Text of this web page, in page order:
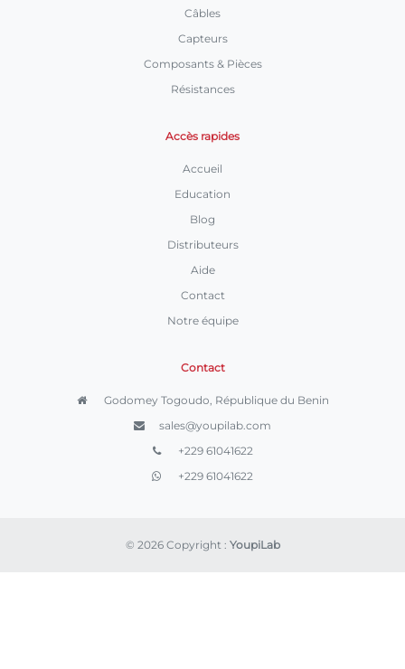
Câbles
Capteurs
Composants & Pièces
Résistances
Accès rapides
Accueil
Education
Blog
Distributeurs
Aide
Contact
Notre équipe
Contact
Godomey Togoudo, République du Benin
sales@youpilab.com
+229 61041622
+229 61041622
© 2026 Copyright : YoupiLab